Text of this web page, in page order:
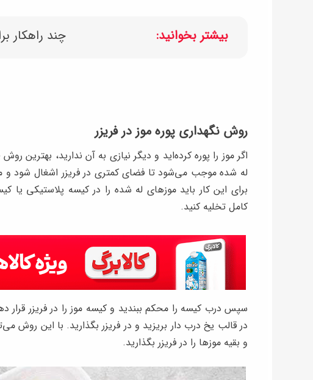
بیشتر بخوانید: چند راهکار
روش نگهداری پوره موز در فریزر
اگر موز را پوره کرده‌اید و دیگر نیازی به آن ندارید، بهترین
له شده موجب می‌شود تا فضای کمتری در فریزر اشغال شود و
برای این کار باید موزهای له شده را در کیسه پلاستیکی یا
کامل تخلیه کنید.
سپس درب کیسه را محکم ببندید و کیسه موز را در فریزر قرار
در قالب یخ درب دار بریزید و در فریزر بگذارید. با این روش
و بقیه موزها را در فریزر بگذارید.